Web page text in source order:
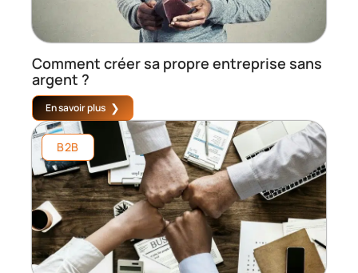
Comment créer sa propre entreprise sans
argent ?
En savoir plus
B2B